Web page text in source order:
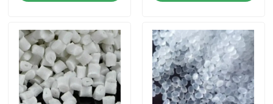
Recycelte Polyester-Stapelfaser
Polypropylen-Stapelfaser